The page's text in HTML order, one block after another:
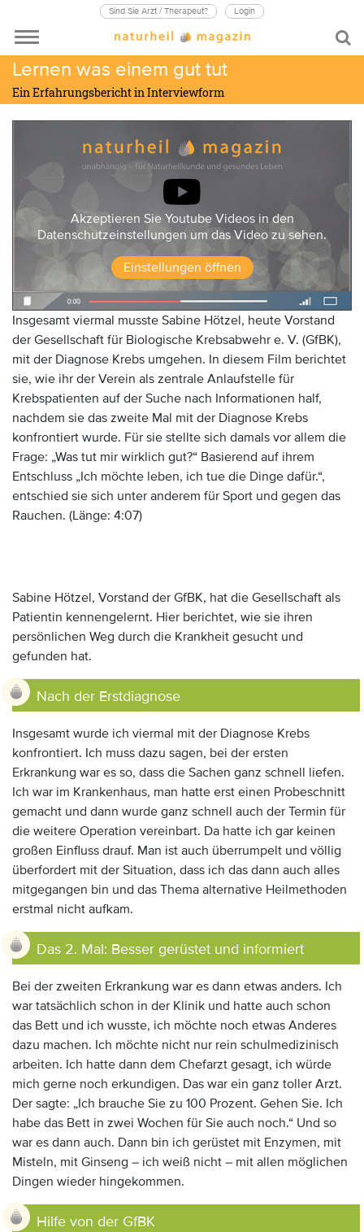
Sind Sie Arzt / Therapeut? Login
Lernen was einem gut tut
Ein Erfahrungsbericht in Interviewform
Akzeptieren Sie Youtube Videos in den
Datenschutzeinstellungen um das Video zu sehen.
Einstellungen öffnen
Insgesamt viermal musste Sabine Hötzel, heute Vorstand
der Gesellschaft für Biologische Krebsabwehr e. V. (GfBK),
mit der Diagnose Krebs umgehen. In diesem Film berichtet
sie, wie ihr der Verein als zentrale Anlaufstelle für
Krebspatienten auf der Suche nach Informationen half,
nachdem sie das zweite Mal mit der Diagnose Krebs
konfrontiert wurde. Für sie stellte sich damals vor allem die
Frage: „Was tut mir wirklich gut?“ Basierend auf ihrem
Entschluss „Ich möchte leben, ich tue die Dinge dafür.“,
entschied sie sich unter anderem für Sport und gegen das
Rauchen. (Länge: 4:07)
Sabine Hötzel, Vorstand der GfBK, hat die Gesellschaft als
Patientin kennengelernt. Hier berichtet, wie sie ihren
persönlichen Weg durch die Krankheit gesucht und
gefunden hat.
Nach der Erstdiagnose
Insgesamt wurde ich viermal mit der Diagnose Krebs
konfrontiert. Ich muss dazu sagen, bei der ersten
Erkrankung war es so, dass die Sachen ganz schnell liefen.
Ich war im Krankenhaus, man hatte erst einen Probeschnitt
gemacht und dann wurde ganz schnell auch der Termin für
die weitere Operation vereinbart. Da hatte ich gar keinen
großen Einfluss drauf. Man ist auch überrumpelt und völlig
überfordert mit der Situation, dass ich das dann auch alles
mitgegangen bin und das Thema alternative Heilmethoden
erstmal nicht aufkam.
Das 2. Mal: Besser gerüstet und informiert
Bei der zweiten Erkrankung war es dann etwas anders. Ich
war tatsächlich schon in der Klinik und hatte auch schon
das Bett und ich wusste, ich möchte noch etwas Anderes
dazu machen. Ich möchte nicht nur rein schulmedizinisch
arbeiten. Ich hatte dann dem Chefarzt gesagt, ich würde
mich gerne noch erkundigen. Das war ein ganz toller Arzt.
Der sagte: „Ich brauche Sie zu 100 Prozent. Gehen Sie. Ich
habe das Bett in zwei Wochen für Sie auch noch.“ Und so
war es dann auch. Dann bin ich gerüstet mit Enzymen, mit
Misteln, mit Ginseng – ich weiß nicht – mit allen möglichen
Dingen wieder hingekommen.
Hilfe von der GfBK